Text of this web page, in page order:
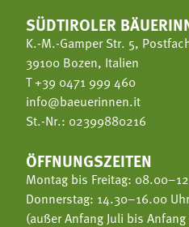
SÜDTIROLER
K.-M.-Gamper Str. 5,
39100 Bozen, Italien
T+39 0471 999 460
info@baeuerinnen.it
St.-Nr.: 02399880216
ÖFFNUNGSZEITEN
Montag bis Freitag:
Donnerstag: 14.30–16.00 Uhr
(außer Anfang Juli bis